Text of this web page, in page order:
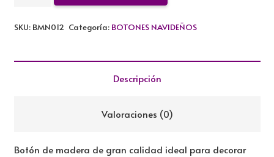
MADERA
SKU: BMN012 Categoría: BOTONES NAVIDEÑOS
Descripción
Valoraciones (0)
Botón de madera de gran calidad ideal para decorar